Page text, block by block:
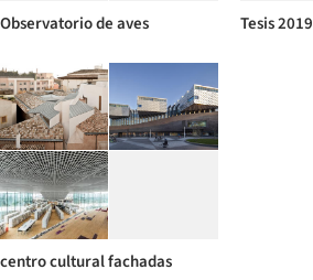
Observatorio de aves Tesis 2019
centro cultural fachadas